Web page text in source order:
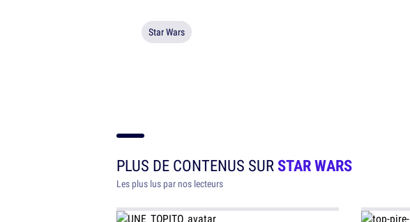
Star Wars
PLUS DE CONTENUS SURSTAR WARS
Les plus lus par nos lecteurs